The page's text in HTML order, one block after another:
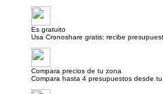
Es gratuito
Usa Cronoshare gratis: recibe
Compara precios de tu zona
Compara hasta 4 presupuestos desde